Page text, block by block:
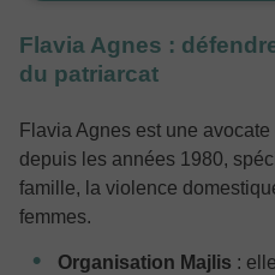
Flavia Agnes :
du patriarcat
Flavia Agnes est une
depuis les années 1980,
famille, la violence
femmes.
Organisation Majlis :